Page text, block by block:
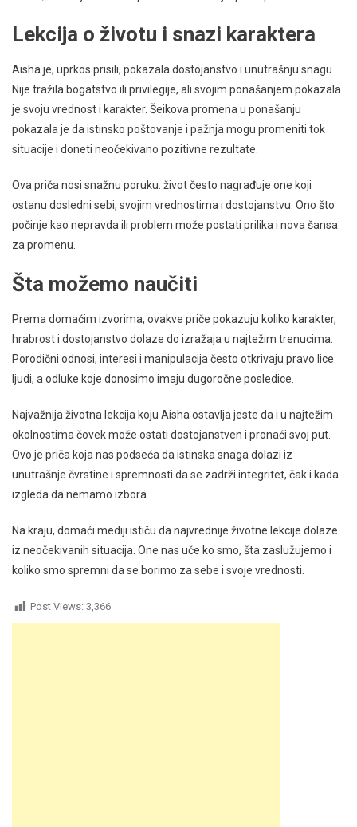
Lekcija o životu i snazi karaktera
Aisha je, uprkos prisili, pokazala dostojanstvo i unutrašnju snagu.
Nije tražila bogatstvo ili privilegije, ali svojim ponašanjem pokazala
je svoju vrednost i karakter. Šeikova promena u ponašanju
pokazala je da istinsko poštovanje i pažnja mogu promeniti tok
situacije i doneti neočekivano pozitivne rezultate.
Ova priča nosi snažnu poruku: život često nagrađuje one koji
ostanu dosledni sebi, svojim vrednostima i dostojanstvu. Ono što
počinje kao nepravda ili problem može postati prilika i nova šansa
za promenu.
Šta možemo naučiti
Prema domaćim izvorima, ovakve priče pokazuju koliko karakter,
hrabrost i dostojanstvo dolaze do izražaja u najtežim trenucima.
Porodični odnosi, interesi i manipulacija često otkrivaju pravo lice
ljudi, a odluke koje donosimo imaju dugoročne posledice.
Najvažnija životna lekcija koju Aisha ostavlja jeste da i u najtežim
okolnostima čovek može ostati dostojanstven i pronaći svoj put.
Ovo je priča koja nas podseća da istinska snaga dolazi iz
unutrašnje čvrstine i spremnosti da se zadrži integritet, čak i kada
izgleda da nemamo izbora.
Na kraju, domaći mediji ističu da najvrednije životne lekcije dolaze
iz neočekivanih situacija. One nas uče ko smo, šta zaslužujemo i
koliko smo spremni da se borimo za sebe i svoje vrednosti.
Post Views: 3,366